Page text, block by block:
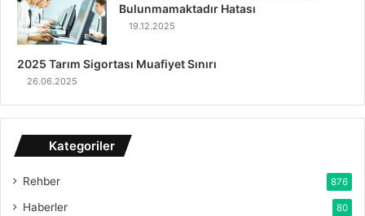
Bulunmamaktadır Hatası
19.12.2025
2025 Tarım Sigortası Muafiyet Sınırı
26.06.2025
Kategoriler
Rehber 876
Haberler 80